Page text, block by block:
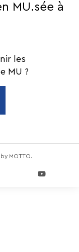
MU.sée à
les
MU ?
MOTTO.